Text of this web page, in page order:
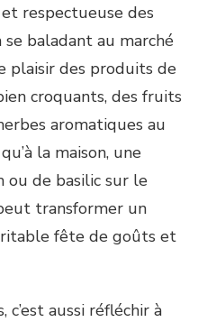
respectueuse des
baladant au marché
plaisir des produits de
croquants, des fruits
aromatiques au
la maison, une
de basilic sur le
transformer un
fête de goûts et
c’est aussi réfléchir à